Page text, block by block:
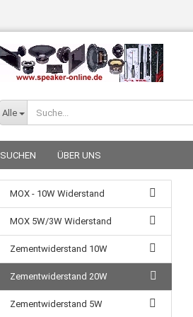
Alle
SUCHEN ÜBER UNS
MOX - 10W Widerstand
MOX 5W/3W Widerstand
Zementwiderstand 10W
Zementwiderstand 20W
Zementwiderstand 5W